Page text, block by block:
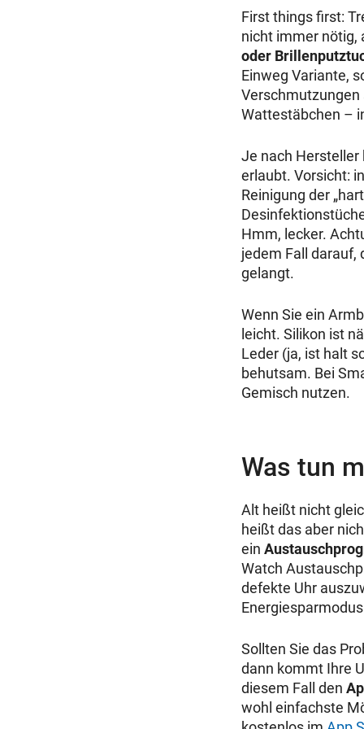
First things first:
nicht immer nötig,
oder
Einweg Variante,
Verschmutzungen
Wattestäbchen –
Je nach
erlaubt. Vorsicht:
Reinigung der
Hmm, lecker.
jedem Fall darauf,
gelangt.
Wenn Sie ein
leicht. Silikon ist
Leder (ja, ist halt
behutsam. Bei
Gemisch nutzen.
Was tun
Alt heißt nicht
heißt das aber
ein
Watch
defekte Uhr
Sollten Sie das
dann kommt Ihre
diesem Fall den
wohl einfachste